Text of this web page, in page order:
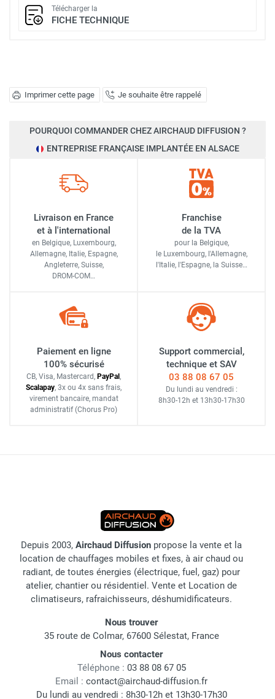
Imprimer cette page Je souhaite être rappelé
Télécharger la
FICHE TECHNIQUE
POURQUOI COMMANDER CHEZ AIRCHAUD DIFFUSION ?
ENTREPRISE FRANÇAISE IMPLANTÉE EN ALSACE
Livraison en France
et à l'international
en Belgique, Luxembourg,
Allemagne, Italie, Espagne,
Angleterre, Suisse,
DROM-COM…
Franchise
de la TVA
pour la Belgique,
le Luxembourg, l'Allemagne,
l'Italie, l'Espagne, la Suisse…
Paiement en ligne
100% sécurisé
CB, Visa, Mastercard, PayPal ,
Scalapay, 3x ou 4x sans frais,
virement bancaire, mandat
administratif (Chorus Pro)
Support commercial,
technique et SAV
03 88 08 67 05
Du lundi au vendredi :
8h30-12h et 13h30-17h30
Depuis 2003, Airchaud Diffusion propose la vente et la
location de chauffages mobiles et fixes, à air chaud ou
radiant, de toutes énergies (électrique, fuel, gaz) pour
atelier, chantier ou résidentiel. Vente et Location de
climatiseurs, rafraichisseurs, déshumidificateurs.
Nous trouver
35 route de Colmar, 67600 Sélestat, France
Nous contacter
Téléphone : 03 88 08 67 05
Email : contact@airchaud-diffusion.fr
Du lundi au vendredi : 8h30-12h et 13h30-17h30